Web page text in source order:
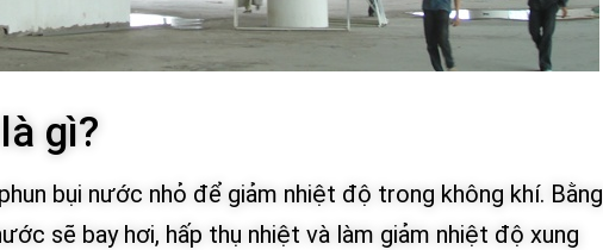
gì?
bụi nước nhỏ để giảm nhiệt độ trong không khí. Bằng
sẽ bay hơi, hấp thụ nhiệt và làm giảm nhiệt độ xung